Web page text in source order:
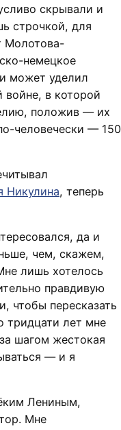
скрывали и
строчкой, для
Молотова-
немецкое
может уделил
войне, в которой
положив — их
человечески — 150
Никулина, теперь
да и
чем, скажем,
лишь хотелось
правдивую
чтобы пересказать
тридцати лет мне
шагом жестокая
— и я
Лениным,
Мне